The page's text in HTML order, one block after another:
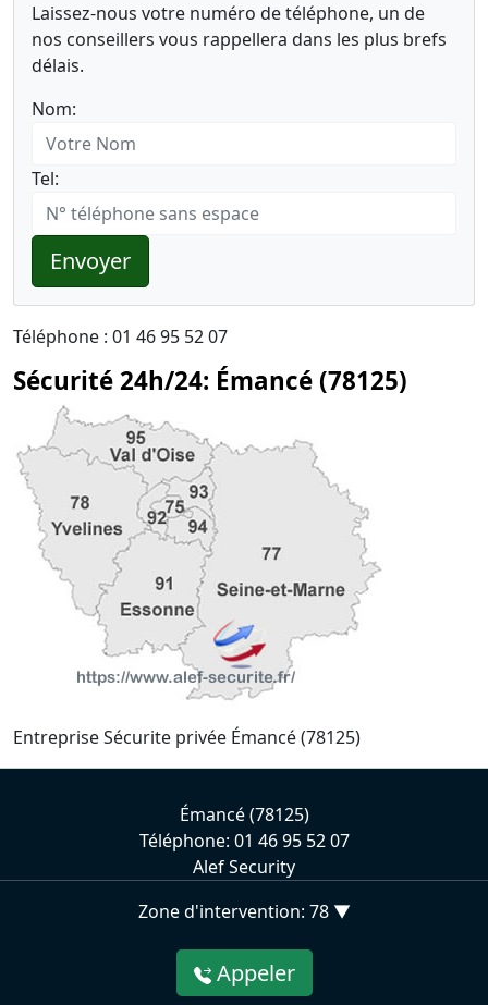
Laissez-nous votre numéro de téléphone, un de
nos conseillers vous rappellera dans les plus brefs
délais.
Nom:
Tel:
Envoyer
Téléphone : 01 46 95 52 07
Sécurité 24h/24: Émancé (78125)
Entreprise Sécurite privée Émancé (78125)
Émancé (78125)
Téléphone: 01 46 95 52 07
Alef Security
Zone d'intervention: 78 ▼
Appeler